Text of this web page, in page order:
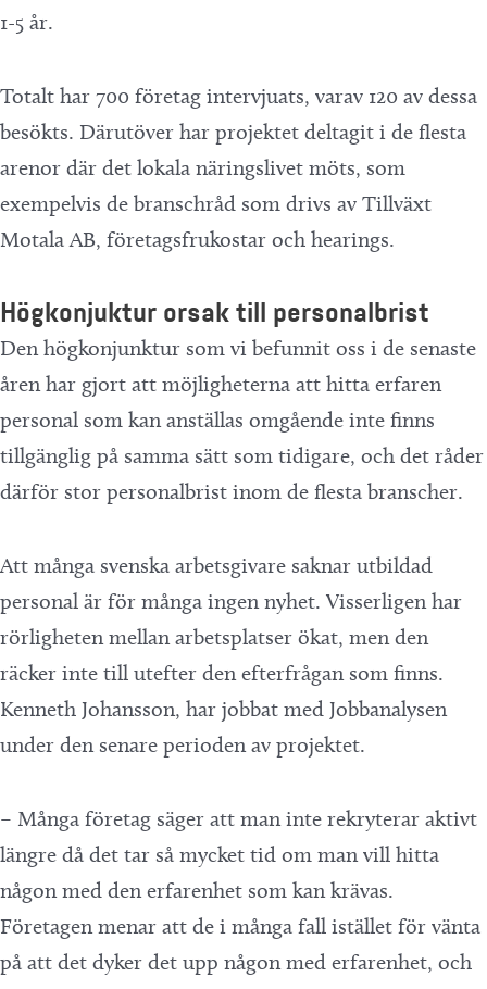
1-5 år.
Totalt har 700 företag intervjuats, varav 120 av dessa
besökts. Därutöver har projektet deltagit i de flesta
arenor där det lokala näringslivet möts, som
exempelvis de branschråd som drivs av Tillväxt
Motala AB, företagsfrukostar och hearings.
Högkonjuktur orsak till personalbrist
Den högkonjunktur som vi befunnit oss i de senaste
åren har gjort att möjligheterna att hitta erfaren
personal som kan anställas omgående inte finns
tillgänglig på samma sätt som tidigare, och det råder
därför stor personalbrist inom de flesta branscher.
Att många svenska arbetsgivare saknar utbildad
personal är för många ingen nyhet. Visserligen har
rörligheten mellan arbetsplatser ökat, men den
räcker inte till utefter den efterfrågan som finns.
Kenneth Johansson, har jobbat med Jobbanalysen
under den senare perioden av projektet.
– Många företag säger att man inte rekryterar aktivt
längre då det tar så mycket tid om man vill hitta
någon med den erfarenhet som kan krävas.
Företagen menar att de i många fall istället för vänta
på att det dyker det upp någon med erfarenhet, och